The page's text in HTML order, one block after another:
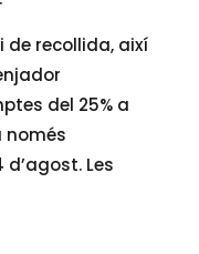
de recollida, així
del 25% a
només
Les